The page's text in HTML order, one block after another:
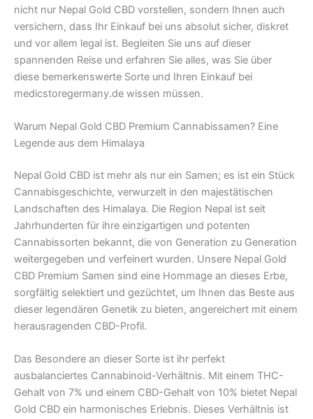
nicht nur Nepal Gold CBD vorstellen, sondern Ihnen auch
versichern, dass Ihr Einkauf bei uns absolut sicher, diskret
und vor allem legal ist. Begleiten Sie uns auf dieser
spannenden Reise und erfahren Sie alles, was Sie über
diese bemerkenswerte Sorte und Ihren Einkauf bei
medicstoregermany.de wissen müssen.
Warum Nepal Gold CBD Premium Cannabissamen? Eine
Legende aus dem Himalaya
Nepal Gold CBD ist mehr als nur ein Samen; es ist ein Stück
Cannabisgeschichte, verwurzelt in den majestätischen
Landschaften des Himalaya. Die Region Nepal ist seit
Jahrhunderten für ihre einzigartigen und potenten
Cannabissorten bekannt, die von Generation zu Generation
weitergegeben und verfeinert wurden. Unsere Nepal Gold
CBD Premium Samen sind eine Hommage an dieses Erbe,
sorgfältig selektiert und gezüchtet, um Ihnen das Beste aus
dieser legendären Genetik zu bieten, angereichert mit einem
herausragenden CBD-Profil.
Das Besondere an dieser Sorte ist ihr perfekt
ausbalanciertes Cannabinoid-Verhältnis. Mit einem THC-
Gehalt von 7% und einem CBD-Gehalt von 10% bietet Nepal
Gold CBD ein harmonisches Erlebnis. Dieses Verhältnis ist